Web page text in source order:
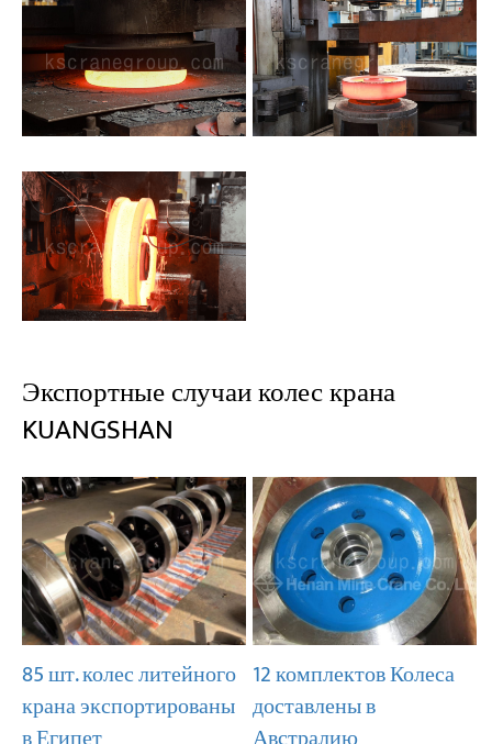
Экспортные случаи колес крана
KUANGSHAN
85 шт. колес литейного
крана экспортированы
12 комплектов Колеса
доставлены в